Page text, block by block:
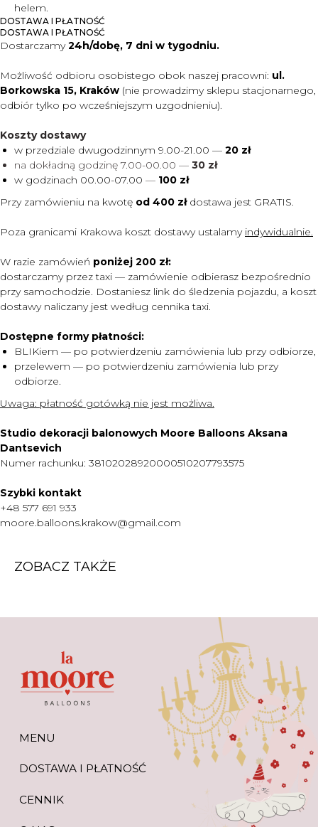
helem.
DOSTAWA I PŁATNOŚĆ
DOSTAWA I PŁATNOŚĆ
Dostarczamy24h/dobę, 7 dni w tygodniu.
Możliwość odbioru osobistego obok naszej pracowni: ul.
Borkowska 15, Kraków (nie prowadzimy sklepu stacjonarnego,
odbiór tylko po wcześniejszym uzgodnieniu).
Koszty dostawy
w przedziale dwugodzinnym 9.00-21.00 — 20 zł
na dokładną godzinę 7.00-00.00 — 30 zł
w godzinach 00.00-07.00 — 100 zł
Przy zamówieniu na kwotę od 400 zł dostawa jest GRATIS.
Poza granicami Krakowa koszt dostawy ustalamy indywidualnie.
W razie zamówień poniżej 200 zł:
dostarczamy przez taxi — zamówienie odbierasz bezpośrednio
przy samochodzie. Dostaniesz link do śledzenia pojazdu, a koszt
dostawy naliczany jest według cennika taxi.
Dostępne formy płatności:
BLIKiem — po potwierdzeniu zamówienia lub przy odbiorze,
przelewem — po potwierdzeniu zamówienia lub przy
odbiorze.
Uwaga: płatność gotówką nie jest możliwa.
Studio dekoracji balonowych Moore Balloons Aksana
Dantsevich
Numer rachunku: 38102028920000510207793575
Szybki kontakt
+48 577 691 933
moore.balloons.krakow@gmail.com
ZOBACZ TAKŻE
KONTAKT
O NAS
CENNIK
WARTO WIEDZIEĆ